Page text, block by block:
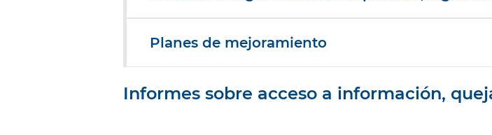
Planes de mejoramiento
Informes sobre acceso a información,